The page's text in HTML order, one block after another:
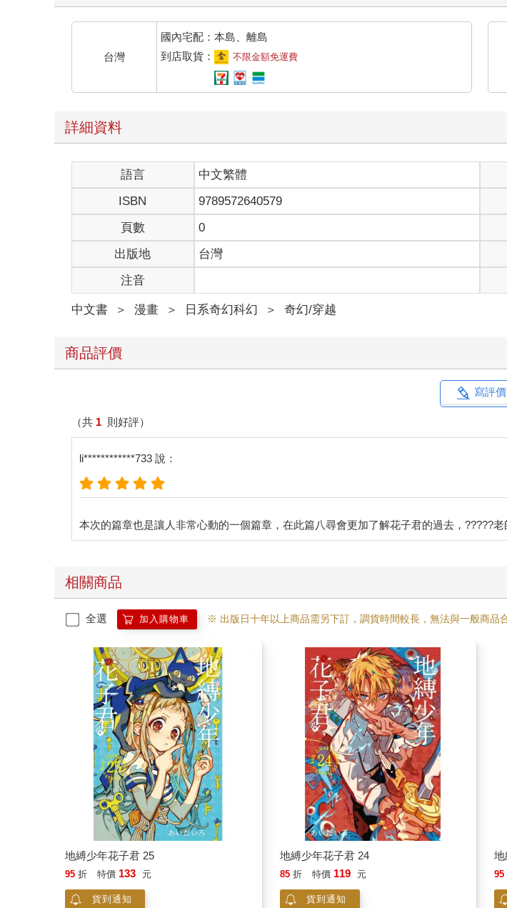
台灣
國內宅配：本島、離島
到店取貨：
不限金額免運費
詳細資料
語言 中文繁體
ISBN
9789572640579
頁數
0
出版地
台灣
注音
中文書 ＞ 漫畫 ＞ 日系奇幻科幻 ＞ 奇幻/穿越
商品評價
寫評價
（共 1 則好評）
li************733 說：
相關商品
全選 加入購物車 ※ 出版日十年以上商品需另下訂，調貨時間較長，無法與一般商品
地縛少年花子君 25
95 折 特價 133 元
貨到通知
地縛少年花子君 24
85 折 特價 119 元
貨到通知
地
95